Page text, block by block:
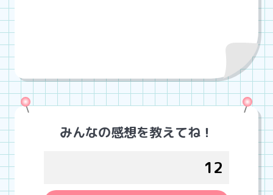
みんなの感想を教えてね！
12